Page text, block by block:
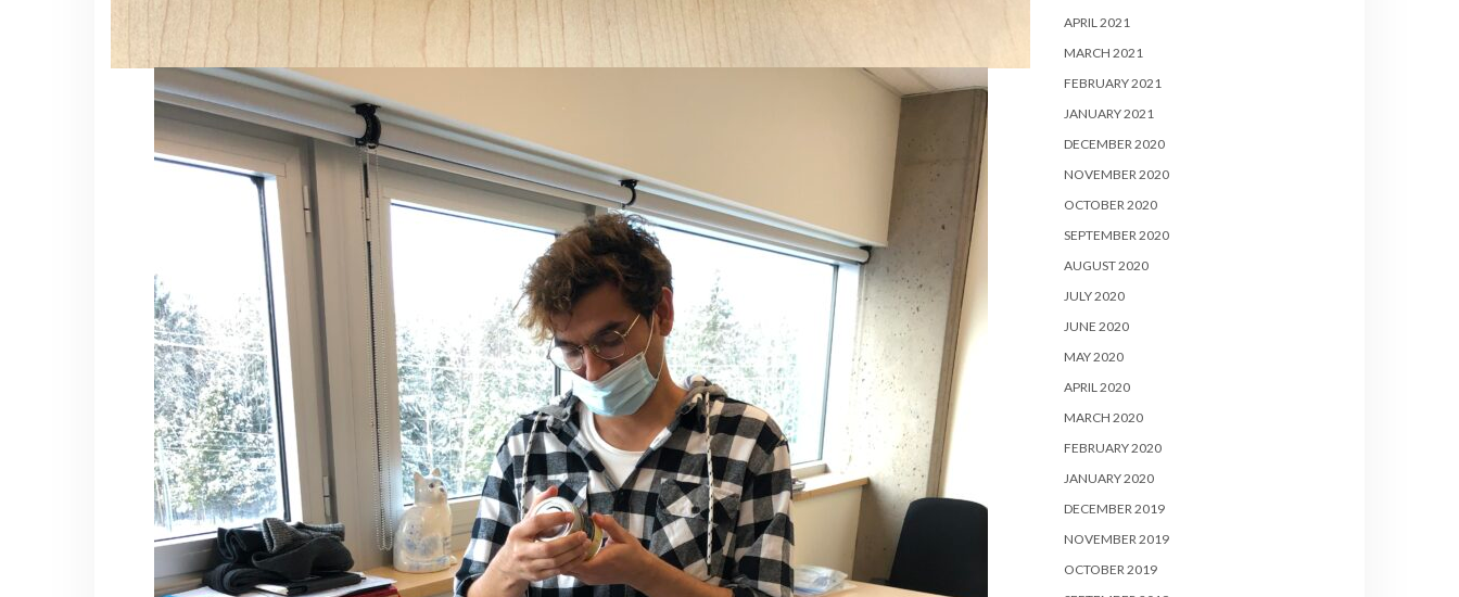
APRIL 2021
MARCH 2021
FEBRUARY 2021
JANUARY 2021
DECEMBER 2020
NOVEMBER 2020
OCTOBER 2020
SEPTEMBER 2020
AUGUST 2020
JULY 2020
JUNE 2020
MAY 2020
APRIL 2020
MARCH 2020
FEBRUARY 2020
JANUARY 2020
DECEMBER 2019
NOVEMBER 2019
OCTOBER 2019